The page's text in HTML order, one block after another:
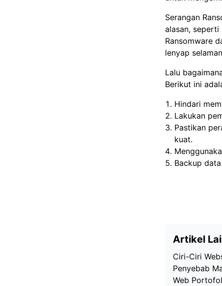
Serangan
alasan,
Ransomware
lenyap
Lalu
Berikut ini
Hindari
Lakukan
Pastikan
kuat.
Backup
Artikel
Ciri-Ciri
Penyebab
Web